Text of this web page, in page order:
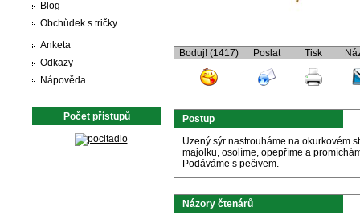
Blog
Obchůdek s tričky
Anketa
Odkazy
Nápověda
Počet přístupů
Boduj! (1417) Poslat Tisk
Postup
Uzený sýr nastrouháme na okurkovém
majolku, osolíme, opepříme a
Podáváme s pečivem.
Názory čtenárů